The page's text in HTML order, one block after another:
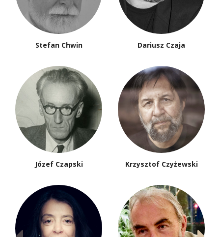
Stefan Chwin Dariusz Czaja
Józef Czapski Krzysztof Czyżewski